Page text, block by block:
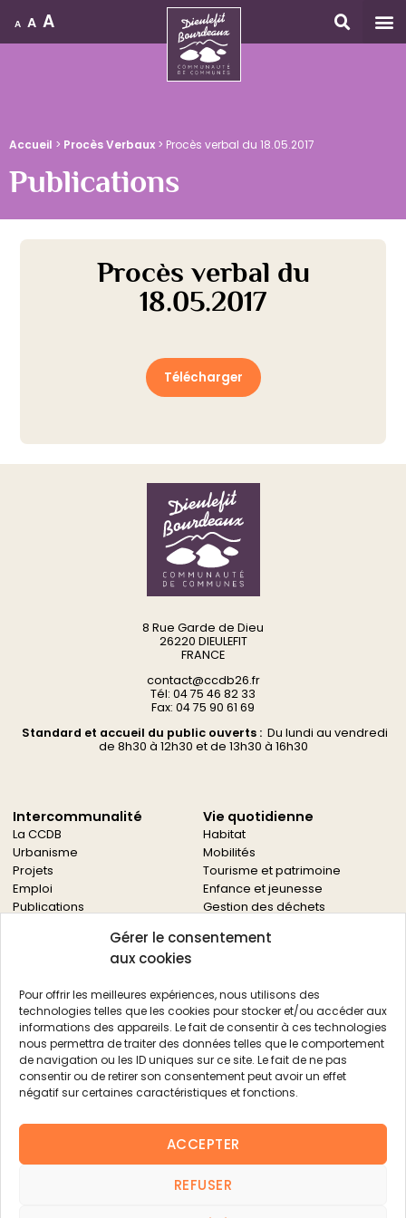
Gérer le consentement
aux cookies
Pour offrir les meilleures expériences, nous utilisons des
technologies telles que les cookies pour stocker et/ou accéder aux
informations des appareils. Le fait de consentir à ces technologies
nous permettra de traiter des données telles que le comportement
de navigation ou les ID uniques sur ce site. Le fait de ne pas
consentir ou de retirer son consentement peut avoir un effet
négatif sur certaines caractéristiques et fonctions.
ACCEPTER
REFUSER
A A A
Accueil > Procès Verbaux > Procès verbal du 18.05.2017
Publications
Télécharger
Procès verbal du
18.05.2017
8 Rue Garde de Dieu
26220 DIEULEFIT
FRANCE
contact@ccdb26.fr
Tél: 04 75 46 82 33
Fax: 04 75 90 61 69
Standard et accueil du public ouverts :Du lundi au vendredi
de 8h30 à 12h30 et de 13h30 à 16h30
Intercommunalité
La CCDB
Urbanisme
Projets
Emploi
Publications
Vie quotidienne
Habitat
Mobilités
Tourisme et patrimoine
Enfance et jeunesse
Gestion des déchets
Culture
Autres services
Économie locale
Agriculture
Filière bois
Environnement
Aides aux entreprises
Aides aux associations
Actualités
FAQ